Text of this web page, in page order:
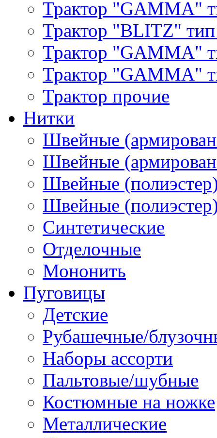
Трактор "GAMMA"
Трактор "BLITZ"
Трактор "GAMMA"
Трактор "GAMMA"
Трактор прочие
Нитки
Швейные
Швейные
Швейные
Швейные
Синтетические
Отделочные
Мононить
Пуговицы
Детские
Рубашечные/
Наборы ассорти
Пальтовые/шубные
Костюмные на ножке
Металлические